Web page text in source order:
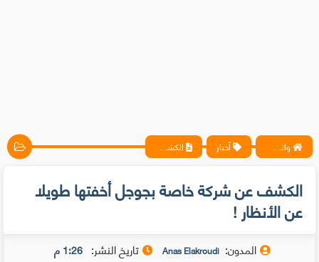
واتس آب ، فيسبوك ، أنترنت ، شروحات تقنية حصرية - المحترف أخبار الكشف عن شركة خاصة بجوجل أخفتها طويلا عن الأنظار !
الكشف عن شركة خاصة بجوجل أخفتها طويلا
عن الأنظار !
المدون: Anas Elakroudi تاريخ النشر: 1:26 م